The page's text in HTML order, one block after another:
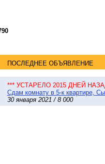
ПОСЛЕДНЕЕ ОБЪЯВЛЕНИЕ
*** УСТАРЕЛО 2015 ДНЕЙ
Сдам комнату в 5-к квартире,
30 января 2021 / 8 000